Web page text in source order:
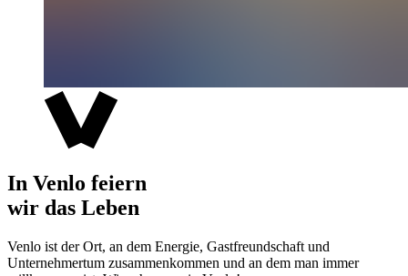
In Venlo feiern
wir das Leben
Venlo ist der Ort, an dem Energie, Gastfreundschaft und
Unternehmertum zusammenkommen und an dem man immer